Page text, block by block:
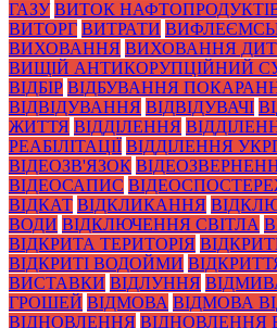
ГАЗУ ВИТОК
ВИТОРГ ВИТРАТИ
ВИХОВАННЯ ВИХОВАННЯ
ВИЩІЙ АНТИКОРУПЦІЙНИЙ
ВІДБІР ВІДБУВАННЯ
ВІДВІДУВАННЯ ВІДВІДУВАЧІ
ЖИТТЯ ВІДДІЛЕННЯ
РЕАБІЛІТАЦІЇ ВІДДІЛЕННЯ
ВІДЕОЗВ'ЯЗОК
ВІДЕОСАПИС
ВІДКАТ ВІДКЛИКАННЯ
ВОДИ ВІДКЛЮЧЕННЯ СВІТЛА
ВІДКРИТА ТЕРИТОРІЯ
ВІДКРИТІ ВОДОЙМИ
ВИСТАВКИ ВІДЛУННЯ
ГРОШЕЙ ВІДМОВА ВІДМОВА
ВІДНОВЛЕННЯ ВІДНОВЛЕННЯ